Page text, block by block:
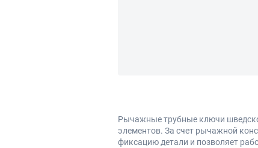
Рычажные трубные ключи
элементов. За счет рычажной
фиксацию детали и позволяет